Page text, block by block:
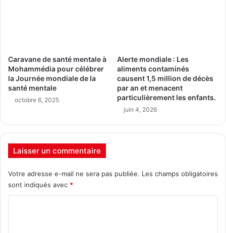
Caravane de santé mentale à
Mohammédia pour célébrer
la Journée mondiale de la
santé mentale
octobre 6, 2025
Alerte mondiale : Les
aliments contaminés
causent 1,5 million de décès
par an et menacent
particulièrement les enfants.
juin 4, 2026
Laisser un commentaire
Votre adresse e-mail ne sera pas publiée. Les champs obligatoires
sont indiqués avec *